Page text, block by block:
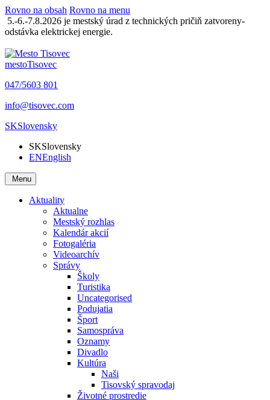
Rovno na obsah Rovno na menu
5.-6.-7.8.2026 je mestský úrad z technických pričiň zatvoreny-
odstávka elektrickej energie.
mestoTisovec
047/5603 801
info@tisovec.com
SKSlovensky
SKSlovensky
ENEnglish
Menu
Aktuality
Aktualne
Mestský rozhlas
Kalendár akcií
Fotogaléria
Videoarchív
Správy
Školy
Turistika
Uncategorised
Podujatia
Šport
Samospráva
Oznamy
Divadlo
Kultúra
Naši
Tisovský spravodaj
Životné prostredie